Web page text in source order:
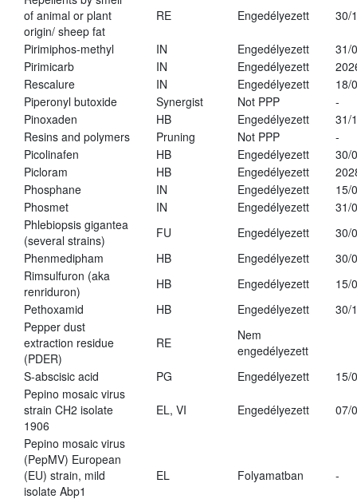
of animal or plant
origin/ sheep fat
RE Engedélyezett 30/
Pirimiphos-methyl IN Engedélyezett
31/
Pirimicarb
IN Engedélyezett
Rescalure
IN Engedélyezett
18/
Piperonyl butoxide
Synergist Not PPP
-
Pinoxaden
HB Engedélyezett
31/
Resins and polymers
Pruning Not PPP
-
Picolinafen
HB Engedélyezett
30/
Picloram
HB Engedélyezett
Phosphane
IN Engedélyezett
15/
Phosmet
IN Engedélyezett
31/
Phlebiopsis gigantea
(several strains)
FU Engedélyezett
30/
Phenmedipham
HB Engedélyezett
30/
Rimsulfuron (aka
renriduron)
HB Engedélyezett
15/
Pethoxamid
HB Engedélyezett
30/
Pepper dust
extraction residue
(PDER)
RE
Nem
engedélyezett
S-abscisic acid
PG Engedélyezett
15/
Pepino mosaic virus
strain CH2 isolate
1906
EL, VI Engedélyezett 07/
Pepino mosaic virus
(PepMV) European
(EU) strain, mild
isolate Abp1
EL Folyamatban -